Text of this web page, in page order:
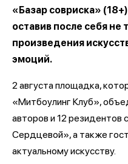
«Базар совриска»
оставив после себя не
произведения
эмоций.
2 августа площадка,
«Митбоулинг Клуб»,
авторов и 12
Сердцевой», а также
актуальному искусству.